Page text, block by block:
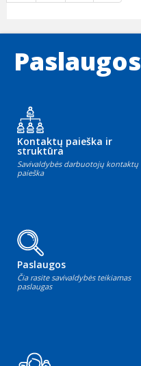
Paslaugos
Kontaktų paieška ir
struktūra
Savivaldybės darbuotojų kontaktų
paieška
Paslaugos
Čia rasite savivaldybės teikiamas
paslaugas